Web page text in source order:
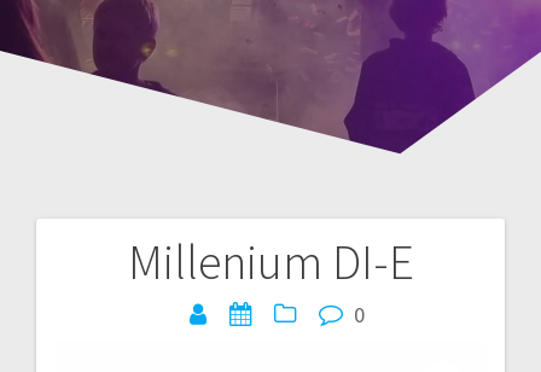
Millenium DI-E
0
Bericht
navigatie